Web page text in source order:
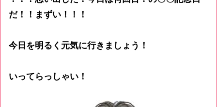
だ！！まずい！！！
今日を明るく元気に行きましょう！
いってらっしゃい！